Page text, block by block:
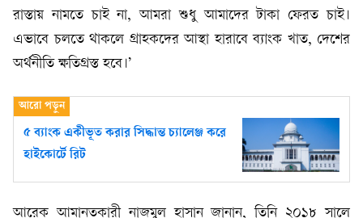
রাস্তায় নামতে চাই না, আমরা শুধু আমাদের টাকা ফেরত চাই।
এভাবে চলতে থাকলে গ্রাহকদের আস্থা হারাবে ব্যাংক খাত, দেশের
অর্থনীতি ক্ষতিগ্রস্ত হবে।’
৫ ব্যাংক একীভূত করার সিদ্ধান্ত চ্যালেঞ্জ করে
হাইকোর্টে রিট
আরেক আমানতকারী নাজমুল হাসান জানান, তিনি ২০১৮ সালে